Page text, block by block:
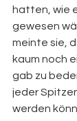
hatten, wie
gewesen
meinte sie,
kaum noch
gab zu
jeder
werden